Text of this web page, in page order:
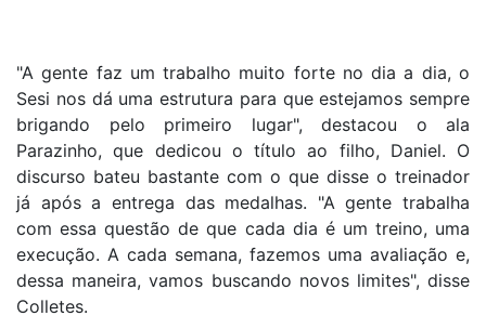
"A gente faz um trabalho muito forte no dia a dia, o
Sesi nos dá uma estrutura para que estejamos sempre
brigando pelo primeiro lugar", destacou o ala
Parazinho, que dedicou o título ao filho, Daniel. O
discurso bateu bastante com o que disse o treinador
já após a entrega das medalhas. "A gente trabalha
com essa questão de que cada dia é um treino, uma
execução. A cada semana, fazemos uma avaliação e,
dessa maneira, vamos buscando novos limites", disse
Colletes.